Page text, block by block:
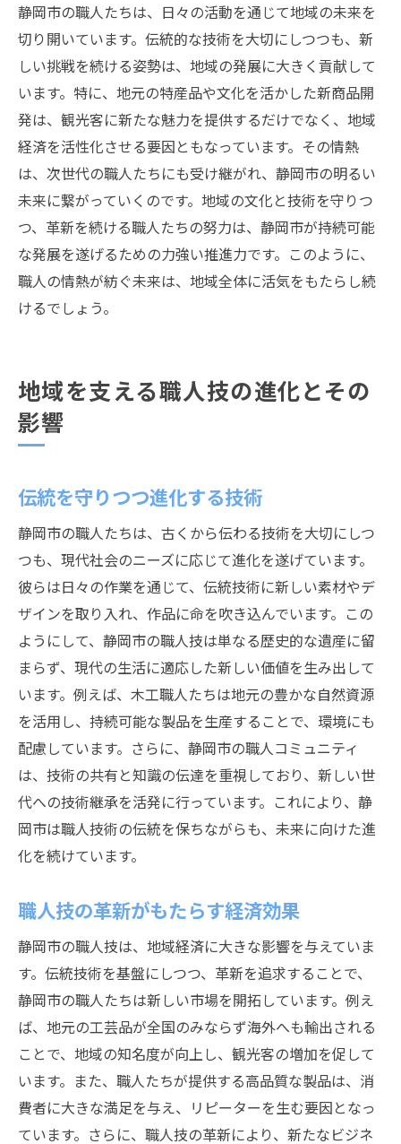
静岡市の職人たちは、日々の活動を通じて地域の未来を
切り開いています。伝統的な技術を大切にしつつも、新
しい挑戦を続ける姿勢は、地域の発展に大きく貢献して
います。特に、地元の特産品や文化を活かした新商品開
発は、観光客に新たな魅力を提供するだけでなく、地域
経済を活性化させる要因ともなっています。その情熱
は、次世代の職人たちにも受け継がれ、静岡市の明るい
未来に繋がっていくのです。地域の文化と技術を守りつ
つ、革新を続ける職人たちの努力は、静岡市が持続可能
な発展を遂げるための力強い推進力です。このように、
職人の情熱が紡ぐ未来は、地域全体に活気をもたらし続
けるでしょう。
地域を支える職人技の進化とその
影響
伝統を守りつつ進化する技術
静岡市の職人たちは、古くから伝わる技術を大切にしつ
つも、現代社会のニーズに応じて進化を遂げています。
彼らは日々の作業を通じて、伝統技術に新しい素材やデ
ザインを取り入れ、作品に命を吹き込んでいます。この
ようにして、静岡市の職人技は単なる歴史的な遺産に留
まらず、現代の生活に適応した新しい価値を生み出して
います。例えば、木工職人たちは地元の豊かな自然資源
を活用し、持続可能な製品を生産することで、環境にも
配慮しています。さらに、静岡市の職人コミュニティ
は、技術の共有と知識の伝達を重視しており、新しい世
代への技術継承を活発に行っています。これにより、静
岡市は職人技術の伝統を保ちながらも、未来に向けた進
化を続けています。
職人技の革新がもたらす経済効果
静岡市の職人技は、地域経済に大きな影響を与えていま
す。伝統技術を基盤にしつつ、革新を追求することで、
静岡市の職人たちは新しい市場を開拓しています。例え
ば、地元の工芸品が全国のみならず海外へも輸出される
ことで、地域の知名度が向上し、観光客の増加を促して
います。また、職人たちが提供する高品質な製品は、消
費者に大きな満足を与え、リピーターを生む要因となっ
ています。さらに、職人技の革新により、新たなビジネ